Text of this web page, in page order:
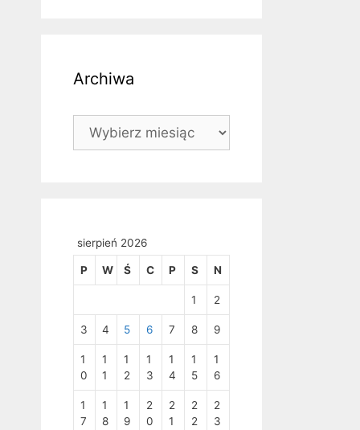
Archiwa
Archiwa
sierpień 2026
P W Ś C P S N
1 2
3 4 5 6 7 8 9
1
0
1
1
1
2
1
3
1
4
1
5
1
6
1
7
1
8
1
9
2
0
2
1
2
2
2
3